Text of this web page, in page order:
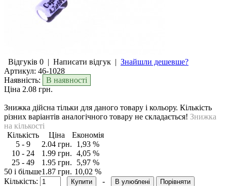
Відгуків 0 | Написати відгук | Знайшли дешевше?
Артикул: 46-1028
Наявність:
В наявності
Ціна 2.08 грн.
Знижка дійсна тільки для даного товару і кольору. Кількість
різних варіантів аналогічного товару не складається! Знижка
на кількості
Кількість
Ціна
Eкономія
5 - 9
2.04 грн.
1,93 %
10 - 24
1.99 грн. 4,05 %
25 - 49
1.95 грн.
5,97 %
50 і більше1.87 грн. 10,02 %
Кількість:
- В улюблені Порівняти